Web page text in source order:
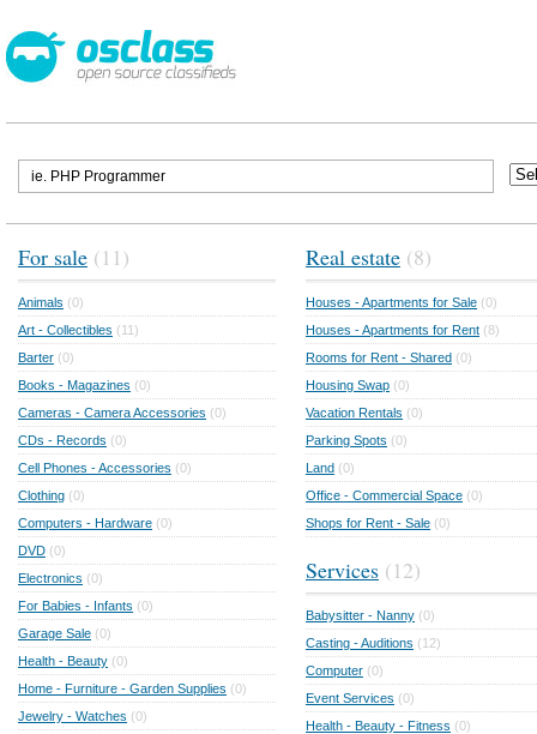
For sale (11)
Animals (0)
Art - Collectibles (11)
Barter (0)
Books - Magazines (0)
Cameras - Camera Accessories (0)
CDs - Records (0)
Cell Phones - Accessories (0)
Clothing (0)
Computers - Hardware (0)
DVD (0)
Electronics (0)
For Babies - Infants (0)
Garage Sale (0)
Health - Beauty (0)
Home - Furniture - Garden Supplies (0)
Jewelry - Watches (0)
Real estate (8)
Houses - Apartments for Sale (0)
Houses - Apartments for Rent (8)
Rooms for Rent - Shared (0)
Housing Swap (0)
Vacation Rentals (0)
Parking Spots (0)
Land (0)
Office - Commercial Space (0)
Shops for Rent - Sale (0)
Services (12)
Babysitter - Nanny (0)
Casting - Auditions (12)
Computer (0)
Event Services (0)
Health - Beauty - Fitness (0)